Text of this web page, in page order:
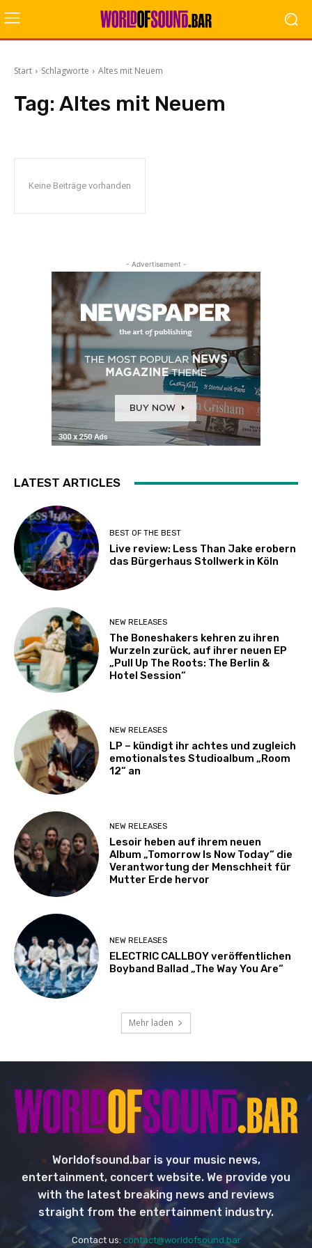
Start Schlagworte Altes mit Neuem
Tag: Altes mit Neuem
Keine Beiträge vorhanden
- Advertisement -
LATEST ARTICLES
BEST OF THE BEST
Live review: Less Than Jake erobern
das Bürgerhaus Stollwerk in Köln
NEW RELEASES
The Boneshakers kehren zu ihren
Wurzeln zurück, auf ihrer neuen EP
„Pull Up The Roots: The Berlin &
Hotel Session“
NEW RELEASES
LP – kündigt ihr achtes und zugleich
emotionalstes Studioalbum „Room
12“ an
NEW RELEASES
Lesoir heben auf ihrem neuen
Album „Tomorrow Is Now Today“ die
Verantwortung der Menschheit für
Mutter Erde hervor
NEW RELEASES
ELECTRIC CALLBOY veröffentlichen
Boyband Ballad „The Way You Are“
Mehr laden
Worldofsound.bar is your music news,
entertainment, concert website. We provide you
with the latest breaking news and reviews
straight from the entertainment industry.
Contact us: contact@worldofsound.bar